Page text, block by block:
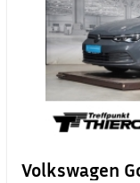
Volkswagen